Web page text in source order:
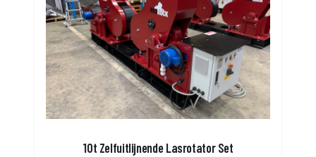
10t Zelfuitlijnende Lasrotator Set